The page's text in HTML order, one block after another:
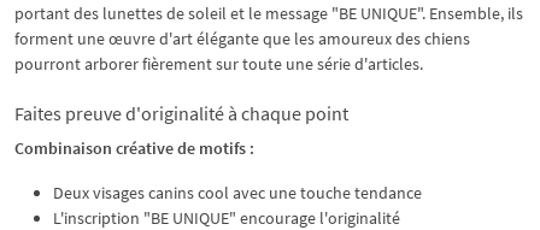
portant des lunettes de soleil et le message "BE UNIQUE". Ensemble, ils
forment une œuvre d'art élégante que les amoureux des chiens
pourront arborer fièrement sur toute une série d'articles.
Faites preuve d'originalité à chaque point
Combinaison créative de motifs :
Deux visages canins cool avec une touche tendance
L'inscription "BE UNIQUE" encourage l'originalité